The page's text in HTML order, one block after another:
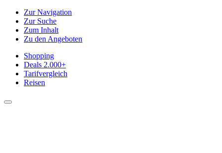
Zur Navigation
Zur Suche
Zum Inhalt
Zu den Angeboten
Shopping
Deals 2.000+
Tarifvergleich
Reisen